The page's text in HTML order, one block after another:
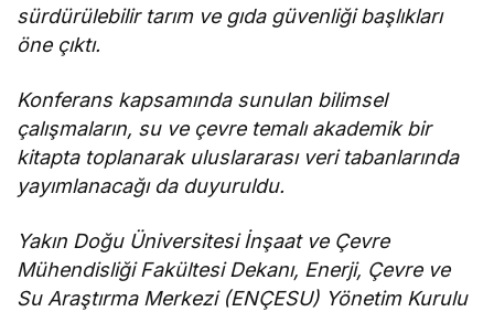
sürdürülebilir tarım ve gıda güvenliği başlıkları
öne çıktı.
Konferans kapsamında sunulan bilimsel
çalışmaların, su ve çevre temalı akademik bir
kitapta toplanarak uluslararası veri tabanlarında
yayımlanacağı da duyuruldu.
Yakın Doğu Üniversitesi İnşaat ve Çevre
Mühendisliği Fakültesi Dekanı, Enerji, Çevre ve
Su Araştırma Merkezi (ENÇESU) Yönetim Kurulu